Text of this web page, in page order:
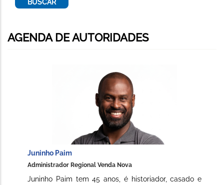
AGENDA DE AUTORIDADES
Juninho Paim
Administrador Regional Venda Nova
Juninho Paim tem 45 anos, é historiador, casado e